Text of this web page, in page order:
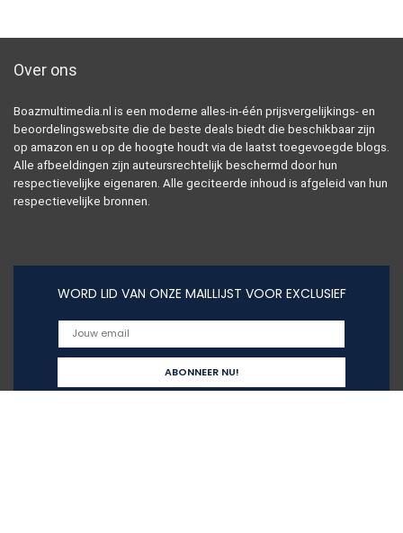
Over ons
Boazmultimedia.nl is een moderne alles-in-één prijsvergelijkings- en
beoordelingswebsite die de beste deals biedt die beschikbaar zijn
op amazon en u op de hoogte houdt via de laatst toegevoegde blogs.
Alle afbeeldingen zijn auteursrechtelijk beschermd door hun
respectievelijke eigenaren. Alle geciteerde inhoud is afgeleid van hun
respectievelijke bronnen.
WORD LID VAN ONZE MAILLIJST VOOR EXCLUSIEF